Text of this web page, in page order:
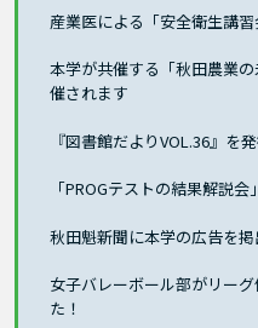
産業医による「安全衛生講
本学が共催する「秋田農業
催されます
『図書館だよりVOL.36』を
「PROGテストの結果解説
秋田魁新聞に本学の広告を
女子バレーボール部がリー
た！